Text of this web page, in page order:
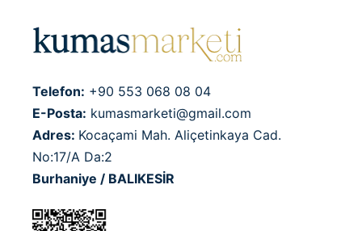
Telefon: +90 553 068 08 04
E-Posta: kumasmarketi@gmail.com
Adres: Kocaçami Mah. Aliçetinkaya Cad.
No:17/A Da:2
Burhaniye / BALIKESİR